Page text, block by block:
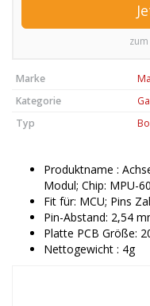
Marke
Kategorie
Typ
Produktname :
Modul; Chip: MPU-
Fit für: MCU; Pins
Pin-Abstand: 2,54
Platte PCB Größe:
Nettogewicht : 4g